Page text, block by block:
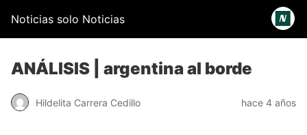
Noticias solo Noticias
ANÁLISIS | argentina al borde
Hildelita Carrera Cedillo hace 4 años